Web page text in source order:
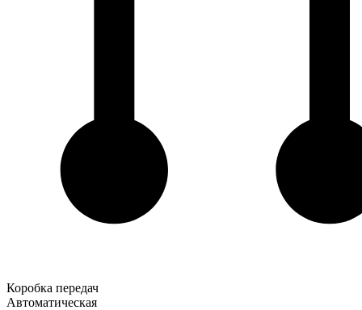
Коробка передач
Автоматическая